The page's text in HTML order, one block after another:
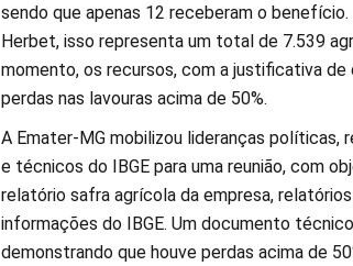
sendo que apenas 12 receberam o
Herbet, isso representa um total de 7.539
momento, os recursos, com a justificativa de
perdas nas lavouras acima de 50%.
A Emater-MG mobilizou lideranças
e técnicos do IBGE para uma reunião, com
relatório safra agrícola da empresa,
informações do IBGE. Um documento
demonstrando que houve perdas acima de